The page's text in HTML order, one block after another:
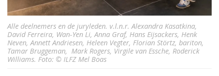
Alle deelnemers en de juryleden. v.l.n.r. Alexandra Kasatkina,
David Ferreira, Wan-Yen Li, Anna Graf, Hans Eijsackers, Henk
Neven, Annett Andriesen, Heleen Vegter, Florian Störtz, bariton,
Tamar Bruggeman, Mark Rogers, Virgile van Essche, Roderick
Williams. Foto: © ILFZ Mel Boas